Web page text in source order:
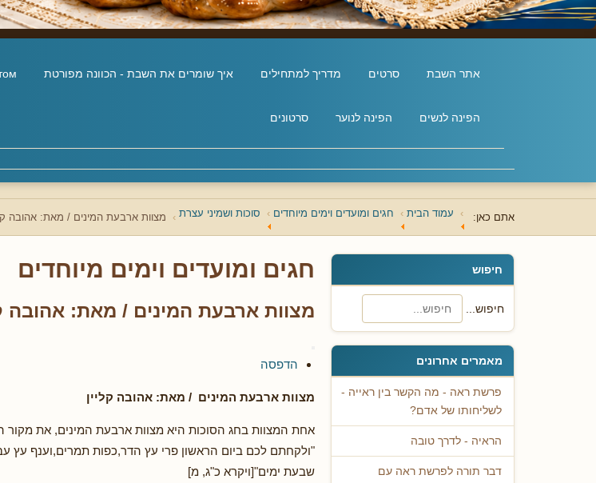
אתר השבת סרטים מדריך למתחילים איך שומרים את השבת - הכוונה מפורטת
הפינה לנשים הפינה לנוער סרטונים
אתם כאן: עמוד הבית חגים ומועדים וימים מיוחדים סוכות ושמיני עצרת מצוות ארבעת המינים / מאת: אהובה
חיפוש
חיפוש...
מאמרים אחרונים
פרשת ראה - מה הקשר בין ראייה -
לשליחותו של אדם?
הראיה - לדרך טובה
דבר תורה לפרשת ראה עם
חגים ומועדים וימים מיוחדים
מצוות ארבעת המינים / מאת: אהובה
הדפסה
מצוות ארבעת המינים / מאת: אהובה קליין
אחת המצוות בחג הסוכות היא מצוות ארבעת המינים, את מקור
"ולקחתם לכם ביום הראשון פרי עץ הדר,כפות תמרים,וענף עץ
שבעת ימים"[ויקרא כ"ג, מ]